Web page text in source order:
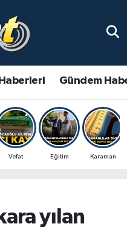
Gündem
Vefat Eğitim Karaman
yılan